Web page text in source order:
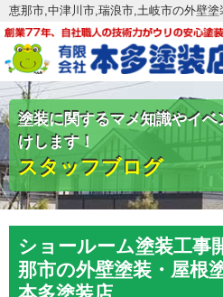
恵那市,中津川市,瑞浪市,土岐市の外壁塗
塗装に関するマメ知識やイ
けします！
スタッフブログ
ショールーム塗装工事
那市の外壁塗装・屋